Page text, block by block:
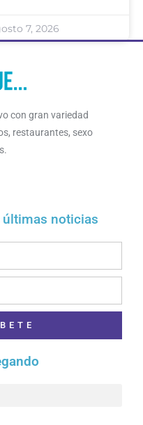
7, 2026
con gran variedad
restaurantes, sexo
últimas noticias